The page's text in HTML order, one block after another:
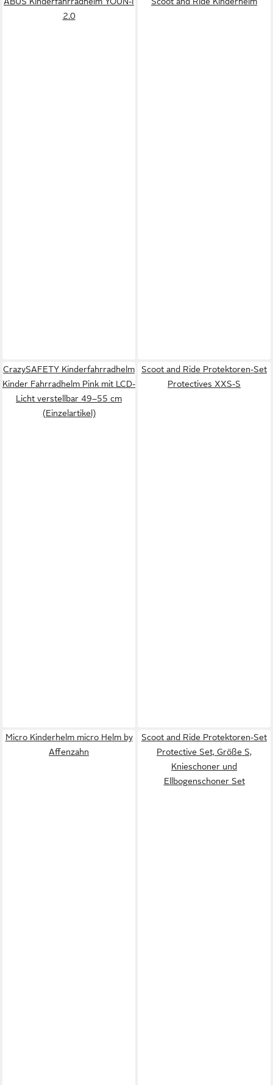
2.0
CrazySAFETY Kinderfahrradhelm
Kinder Fahrradhelm Pink mit LCD-
Licht verstellbar 49–55 cm
(Einzelartikel)
Scoot and Ride Protektoren-Set
Protectives XXS-S
Micro Kinderhelm micro Helm by
Affenzahn
Scoot and Ride Protektoren-Set
Protective Set, Größe S,
Knieschoner und
Ellbogenschoner Set